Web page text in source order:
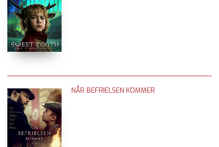
NÅR BEFRIELSEN KOMMER